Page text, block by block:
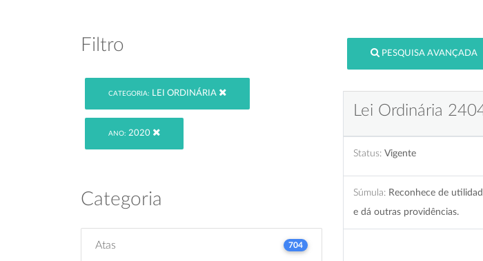
Filtro
CATEGORIA: LEI ORDINÁRIA
ANO: 2020
Categoria
Atas 704
PESQUISA AVANÇADA
Lei Ordinária
Status: Vigente
Súmula: Reconhece de
e dá outras providências.